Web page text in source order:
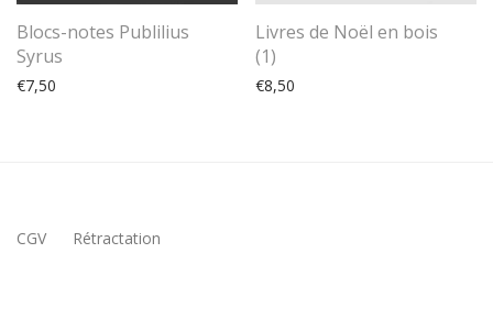
Blocs-notes Publilius
Syrus
€7,50
Livres de Noël en bois
(1)
€8,50
CGV Rétractation